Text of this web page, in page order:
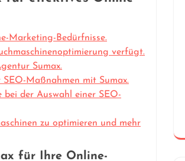
Marketing-Bedürfnisse.
verfügt.
Sumax.
Maßnahmen mit Sumax.
der Auswahl einer SEO-
zu optimieren und mehr
für Ihre Online-